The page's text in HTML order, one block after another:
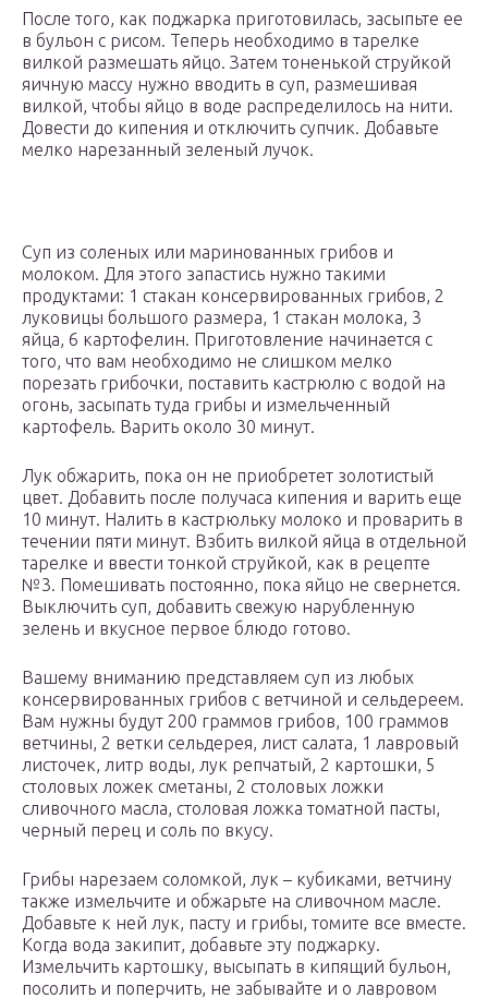
После того, как поджарка приготовилась, засыпьте ее
в бульон с рисом. Теперь необходимо в тарелке
вилкой размешать яйцо. Затем тоненькой струйкой
яичную массу нужно вводить в суп, размешивая
вилкой, чтобы яйцо в воде распределилось на нити.
Довести до кипения и отключить супчик. Добавьте
мелко нарезанный зеленый лучок.
Суп из соленых или маринованных грибов и
молоком. Для этого запастись нужно такими
продуктами: 1 стакан консервированных грибов, 2
луковицы большого размера, 1 стакан молока, 3
яйца, 6 картофелин. Приготовление начинается с
того, что вам необходимо не слишком мелко
порезать грибочки, поставить кастрюлю с водой на
огонь, засыпать туда грибы и измельченный
картофель. Варить около 30 минут.
Лук обжарить, пока он не приобретет золотистый
цвет. Добавить после получаса кипения и варить еще
10 минут. Налить в кастрюльку молоко и проварить в
течении пяти минут. Взбить вилкой яйца в отдельной
тарелке и ввести тонкой струйкой, как в рецепте
№3. Помешивать постоянно, пока яйцо не свернется.
Выключить суп, добавить свежую нарубленную
зелень и вкусное первое блюдо готово.
Вашему вниманию представляем суп из любых
консервированных грибов с ветчиной и сельдереем.
Вам нужны будут 200 граммов грибов, 100 граммов
ветчины, 2 ветки сельдерея, лист салата, 1 лавровый
листочек, литр воды, лук репчатый, 2 картошки, 5
столовых ложек сметаны, 2 столовых ложки
сливочного масла, столовая ложка томатной пасты,
черный перец и соль по вкусу.
Грибы нарезаем соломкой, лук – кубиками, ветчину
также измельчите и обжарьте на сливочном масле.
Добавьте к ней лук, пасту и грибы, томите все вместе.
Когда вода закипит, добавьте эту поджарку.
Измельчить картошку, высыпать в кипящий бульон,
посолить и поперчить, не забывайте и о лавровом